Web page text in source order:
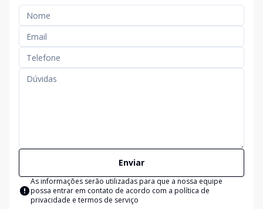
Enviar
As informações serão utilizadas para que a nossa equipe
possa entrar em contato de acordo com a política de
privacidade e termos de serviço